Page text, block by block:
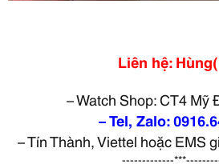
Liên hệ:
– Watch Shop: CT4 Mỹ
– Tel, Zalo:
– Tín Thành, Viettel hoặc EMS
-------------